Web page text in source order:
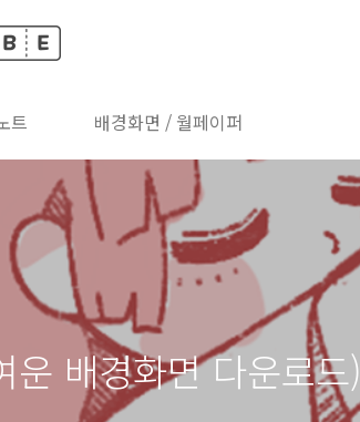
트 배경화면 / 월페이퍼
운 배경화면 다운로드)